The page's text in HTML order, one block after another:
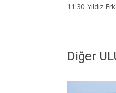
11:30 Yıldız
Diğer